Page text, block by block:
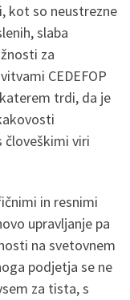
kot so neustrezne
slaba
za
CEDEFOP
trdi, da je
človeškimi viri
in resnimi
upravljanje pa
na svetovnem
podjetja se ne
za tista, s